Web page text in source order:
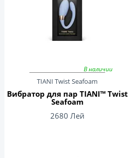
В наличии
TIANI Twist Seafoam
Вибратор для пар TIANI™ Twist
Seafoam
2680 Лей